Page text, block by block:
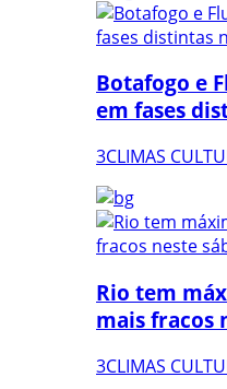
Botafogo e
em fases
3CLIMAS
Rio tem
mais fracos
3CLIMAS